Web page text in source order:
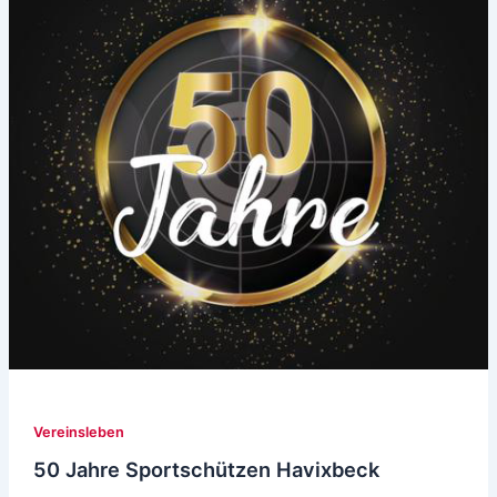
Vereinsleben
50 Jahre Sportschützen Havixbeck